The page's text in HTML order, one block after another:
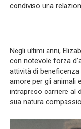
condiviso una
Negli ultimi anni,
con notevole forza
attività di beneficenza
amore per gli animali
intrapreso carriere al
sua natura